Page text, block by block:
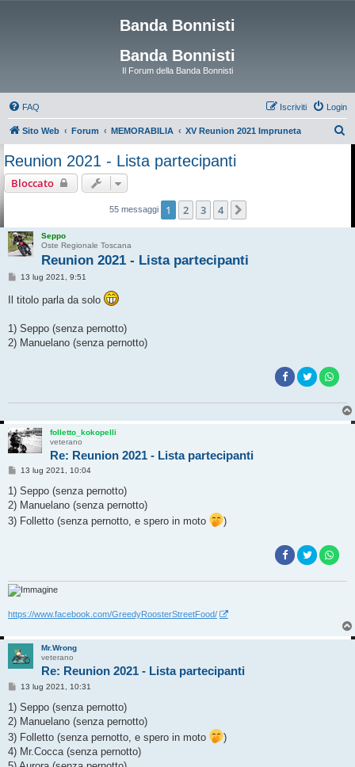
Banda Bonnisti
Banda Bonnisti
Il Forum della Banda Bonnisti
FAQ Login
Iscriviti
Sito Web Forum MEMORABILIA XV Reunion 2021 Impruneta
Reunion 2021 - Lista partecipanti
Bloccato
55 messaggi 1 2 3 4
Seppo
Oste Regionale Toscana
Reunion 2021 - Lista partecipanti
M
s
s
g
g
13 lug 2021, 9:51
Il titolo parla da solo
1) Seppo (senza pernotto)
2) Manuelano (senza pernotto)
folletto_kokopelli
veterano
Re: Reunion 2021 - Lista partecipanti
M
s
a
g
g
13 lug 2021, 10:04
1) Seppo (senza pernotto)
2) Manuelano (senza pernotto)
3) Folletto (senza pernotto, e spero in moto
)
https://www.facebook.com/GreedyRoosterStreetFood/
Mr.Wrong
veterano
Re: Reunion 2021 - Lista partecipanti
M
s
a
g
g
o
13 lug 2021, 10:31
1) Seppo (senza pernotto)
2) Manuelano (senza pernotto)
3) Folletto (senza pernotto, e spero in moto
)
4) Mr.Cocca (senza pernotto)